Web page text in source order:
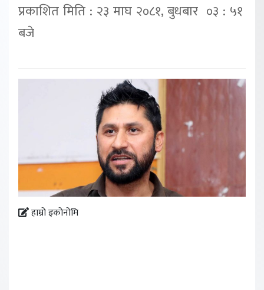
प्रकाशित मिति : २३ माघ २०८१, बुधबार ०३ : ५१
बजे
हाम्रो इकोनोमि